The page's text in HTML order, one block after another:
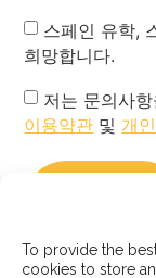
To provide the
cookies to store
Newsletter
스페인 유학,
희망합니다.
Privacy
Policy
저는 문의사
이용약관 및 개